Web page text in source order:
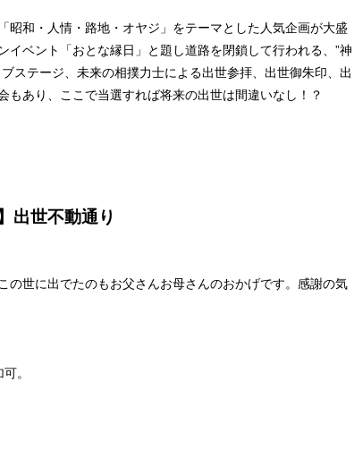
昭和・人情・路地・オヤジ」をテーマとした人気企画が大盛
ベント「おとな縁日」と題し道路を閉鎖して行われる、”神
ステージ、未来の相撲力士による出世参拝、出世御朱印、出
あり、ここで当選すれば将来の出世は間違いなし！？
出世不動通り
の世に出でたのもお父さんお母さんのおかげです。感謝の気
。